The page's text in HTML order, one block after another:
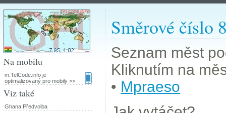
Směrové číslo
Seznam měst
Kliknutím na
• Mpraeso
Na mobilu
m.TelCode.info je
optimalizovaný pro mobily >>
Viz také
Ghana Předvolba